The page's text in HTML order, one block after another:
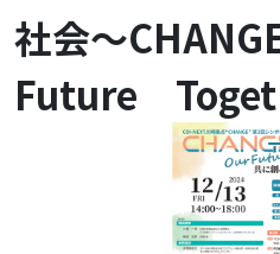
社会～
Future